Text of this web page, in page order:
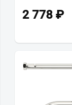
2 778 ₽